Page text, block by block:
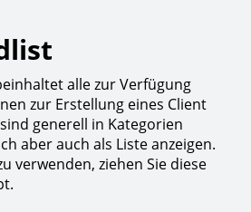
alle zur Verfügung
zur Erstellung eines Client
generell in Kategorien
aber auch als Liste anzeigen.
verwenden, ziehen Sie diese